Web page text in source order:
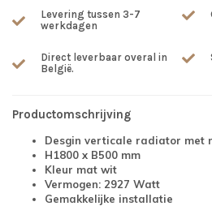
Levering tussen 3-7
werkdagen
Direct leverbaar overal in
België.
Productomschrijving
Desgin verticale radiator met
H1800 x B500 mm
Kleur mat wit
Vermogen: 2927 Watt
Gemakkelijke installatie